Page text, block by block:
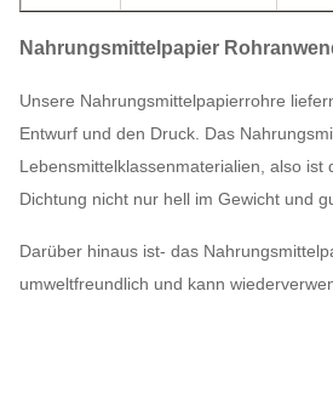
Nahrungsmittelpapier
Unsere Nahrungsmittelpapierrohre
Entwurf und den Druck. Das
Lebensmittelklassenmaterialien, also ist
Dichtung nicht nur hell im Gewicht und
Darüber hinaus ist- das
umweltfreundlich und kann